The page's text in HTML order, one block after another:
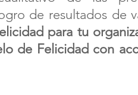
de resultados de
para tu
de Felicidad con